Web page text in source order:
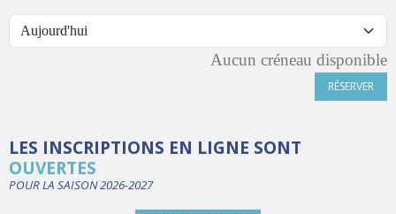
Aucun créneau disponible
RÉSERVER
LES INSCRIPTIONS EN LIGNE SONT
OUVERTES
POUR LA SAISON 2026-2027